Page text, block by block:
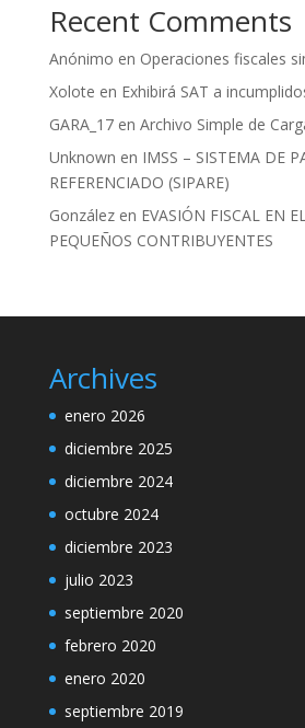
Recent Comments
Anónimo en Operaciones fiscales
Xolote en Exhibirá SAT a
GARA_17en Archivo Simple de
Unknown en IMSS – SISTEMA DE
REFERENCIADO (SIPARE)
Gonzálezen EVASIÓN FISCAL EN
PEQUEÑOS CONTRIBUYENTES
Archives
enero 2026
diciembre 2025
diciembre 2024
octubre 2024
diciembre 2023
julio 2023
septiembre 2020
febrero 2020
enero 2020
septiembre 2019